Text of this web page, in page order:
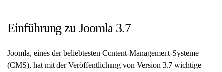
Einführung zu Joomla 3.7
Joomla, eines der beliebtesten Content-Management-Systeme
(CMS), hat mit der Veröffentlichung von Version 3.7 wichtige